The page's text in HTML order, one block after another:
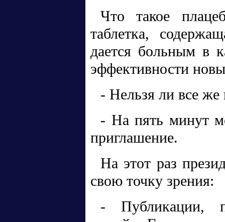
Что такое
таблетка,
дается больным в
эффективности
- Нельзя ли все
- На пять минут
приглашение.
На этот раз
свою точку зрения:
- Публикации,